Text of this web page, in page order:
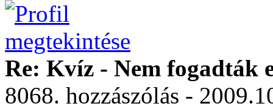
Re: Kvíz - Nem fogadták
8068. hozzászólás -